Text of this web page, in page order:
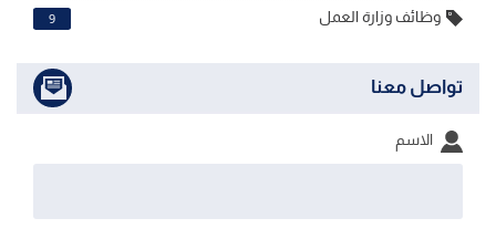
وظائف وزارة العمل 9
تواصل معنا
الاسم